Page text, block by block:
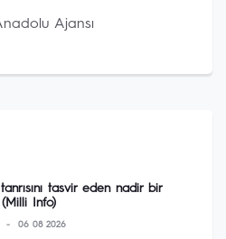
Ajansı
tanrısını tasvir eden nadir bir
Info)
06 08 2026